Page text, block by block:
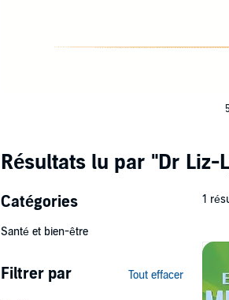
Résultats lu par "Dr Liz-
Catégories
Santé et bien-être
Filtrer par Tout effacer
1